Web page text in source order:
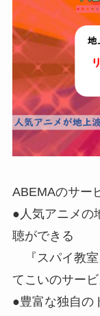
ABEMAのサー
●人気アニメの
聴ができる
『スパイ教室
てこいのサービ
●豊富な独自の